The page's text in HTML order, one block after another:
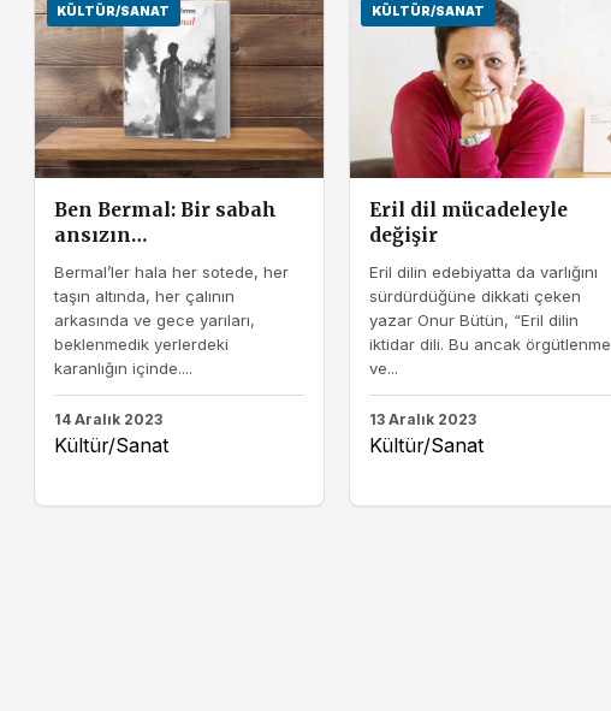
KÜLTÜR/SANAT
Ben Bermal: Bir sabah
ansızın…
Bermal’ler hala her sotede, her
taşın altında, her çalının
arkasında ve gece yarıları,
beklenmedik yerlerdeki
karanlığın içinde....
14 Aralık 2023
Kültür/Sanat
KÜLTÜR/SANAT
Eril dil mücadeleyle
değişir
Eril dilin edebiyatta da varlığını
sürdürdüğüne dikkati çeken
yazar Onur Bütün, “Eril dilin
iktidar dili. Bu ancak örgütlenme
ve...
13 Aralık 2023
Kültür/Sanat